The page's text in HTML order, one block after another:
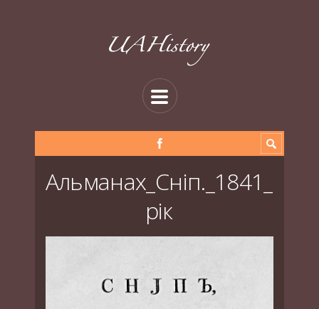
Альманах_Сніп._1841_
рік